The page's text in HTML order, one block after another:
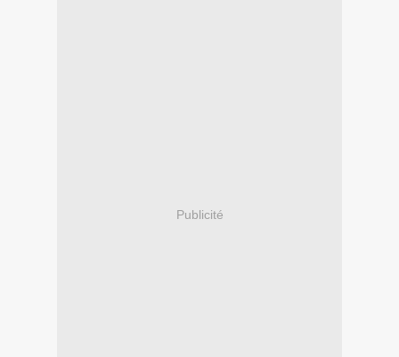
Publicité